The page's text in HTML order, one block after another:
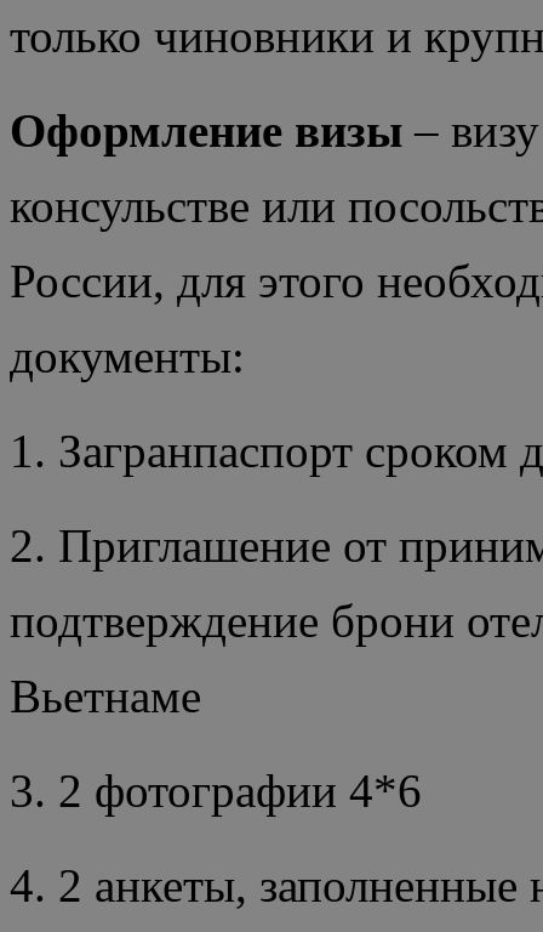
только чиновники и
Оформление визы –
консульстве или
России, для этого
документы:
1. Загранпаспорт сроком
2. Приглашение от
подтверждение брони
Вьетнаме
3. 2 фотографии 4*6
4. 2 анкеты, заполненные